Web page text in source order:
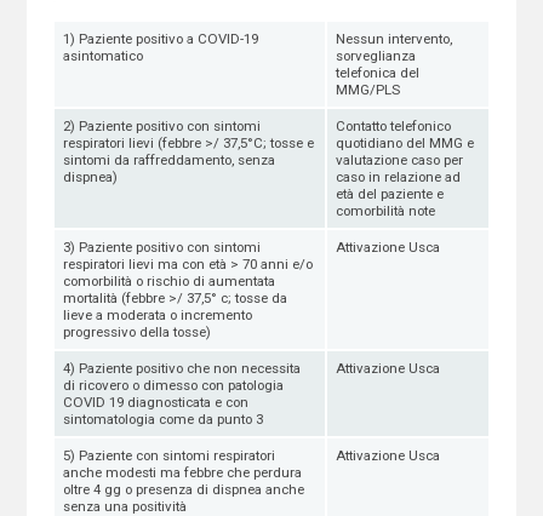
1) Paziente positivo a COVID-19
asintomatico
Nessun intervento,
sorveglianza
telefonica del
MMG/PLS
2) Paziente positivo con sintomi
respiratori lievi (febbre >/ 37,5°C; tosse e
sintomi da raffreddamento, senza
dispnea)
Contatto telefonico
quotidiano del MMG e
valutazione caso per
caso in relazione ad
età del paziente e
comorbilità note
3) Paziente positivo con sintomi
respiratori lievi ma con età > 70 anni e/o
comorbilità o rischio di aumentata
mortalità (febbre >/ 37,5° c; tosse da
lieve a moderata o incremento
progressivo della tosse)
Attivazione Usca
4) Paziente positivo che non necessita
di ricovero o dimesso con patologia
COVID 19 diagnosticata e con
sintomatologia come da punto 3
Attivazione Usca
5) Paziente con sintomi respiratori
anche modesti ma febbre che perdura
oltre 4 gg o presenza di dispnea anche
senza una positività
Attivazione Usca